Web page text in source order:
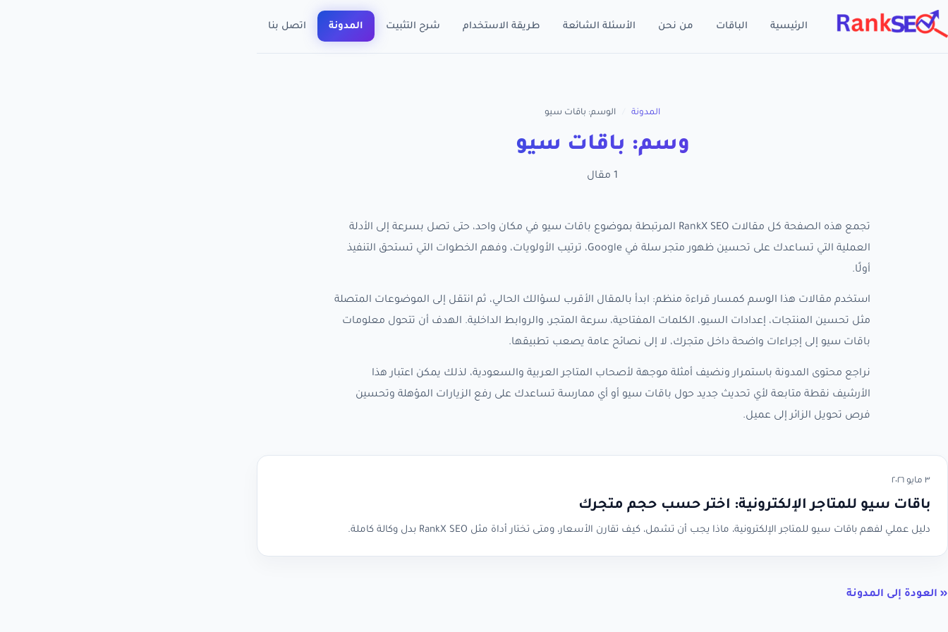
الرئيسية الباقات من نحن الأسئلة الشائعة طريقة الاستخدام شرح التثبيت المدونة اتصل بنا
المدونة الوسم: باقات سيو
وسم: باقات سيو
1 مقال
تجمع هذه الصفحة كل مقالات RankX SEO المرتبطة بموضوع باقات سيو في مكان واحد، حتى تصل بسرعة إلى الأدلة
العملية التي تساعدك على تحسين ظهور متجر سلة في Google، ترتيب الأولويات، وفهم الخطوات التي تستحق التنفيذ
أولًا.
استخدم مقالات هذا الوسم كمسار قراءة منظم: ابدأ بالمقال الأقرب لسؤالك الحالي، ثم انتقل إلى الموضوعات المتصلة
مثل تحسين المنتجات، إعدادات السيو، الكلمات المفتاحية، سرعة المتجر، والروابط الداخلية. الهدف أن تتحول معلومات
باقات سيو إلى إجراءات واضحة داخل متجرك، لا إلى نصائح عامة يصعب تطبيقها.
نراجع محتوى المدونة باستمرار ونضيف أمثلة موجهة لأصحاب المتاجر العربية والسعودية، لذلك يمكن اعتبار هذا
الأرشيف نقطة متابعة لأي تحديث جديد حول باقات سيو أو أي ممارسة تساعدك على رفع الزيارات المؤهلة وتحسين
فرص تحويل الزائر إلى عميل.
٣ مايو ٢٠٢٦
باقات سيو للمتاجر الإلكترونية: اختر حسب حجم متجرك
دليل عملي لفهم باقات سيو للمتاجر الإلكترونية، ماذا يجب أن تشمل، كيف تقارن الأسعار، ومتى تختار أداة مثل RankX SEO بدل وكالة كاملة.
« العودة إلى المدونة